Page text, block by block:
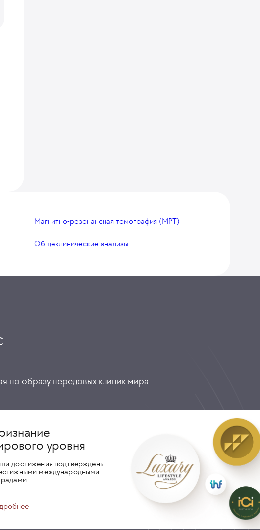
Магнитно-резонансная томография (МРТ)
Общеклинические анализы
по образу передовых клиник мира
уровня
достижения подтверждены
международными